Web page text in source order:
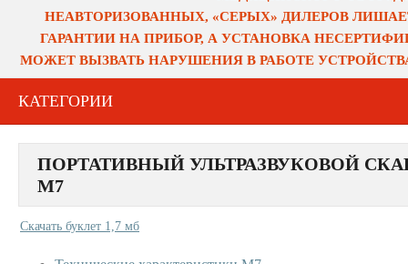
НЕАВТОРИЗОВАННЫХ, «СЕРЫХ» ДИЛЕРОВ
ГАРАНТИИ НА ПРИБОР, А УСТАНОВКА
МОЖЕТ ВЫЗВАТЬ НАРУШЕНИЯ В РАБОТЕ
КАТЕГОРИИ
ПОРТАТИВНЫЙ УЛЬТРАЗВУКОВОЙ
M7
Скачать буклет 1,7 мб